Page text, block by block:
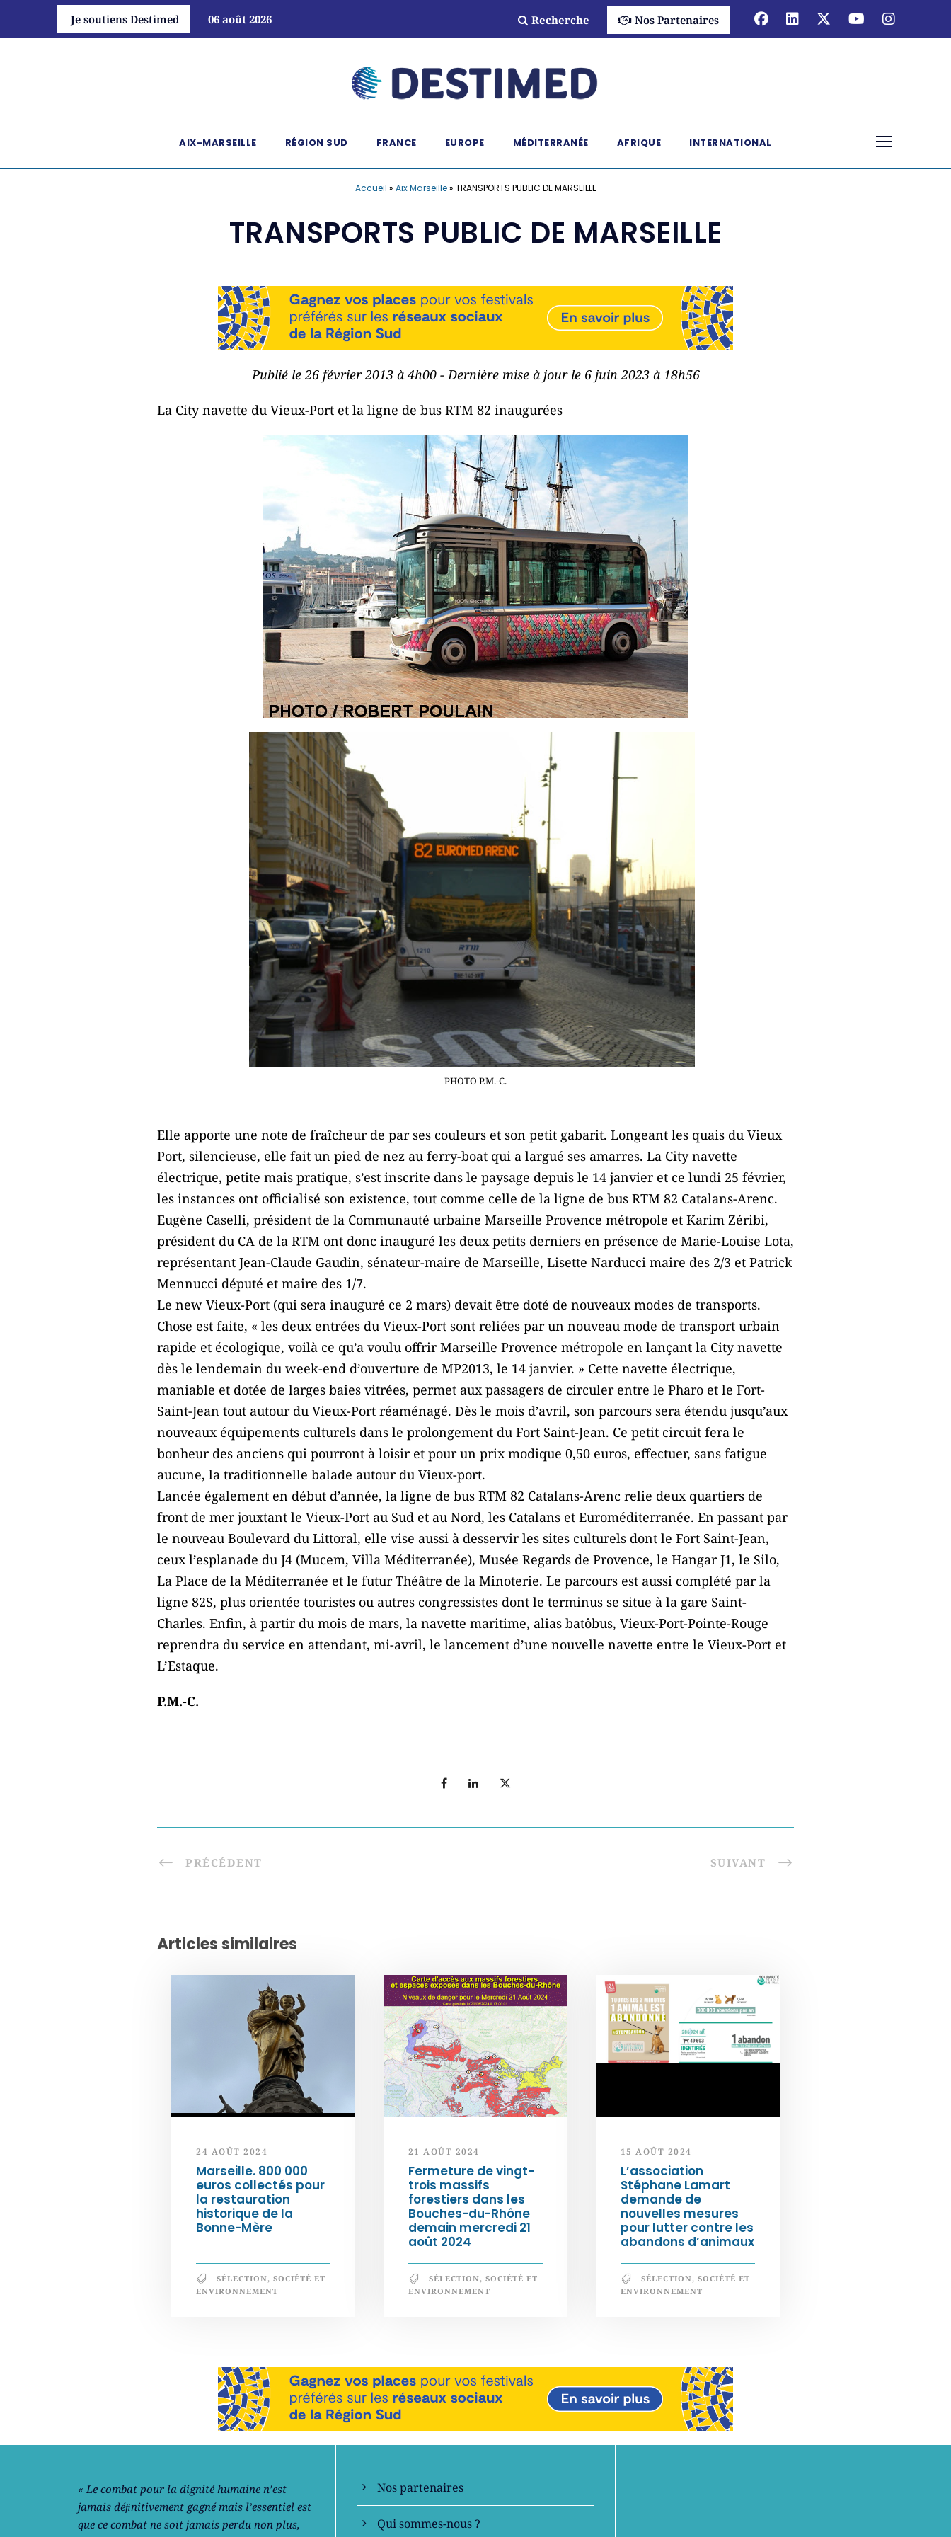
Je soutiens Destimed 06 août 2026 Recherche Nos Partenaires
AIX-MARSEILLE RÉGION SUD FRANCE EUROPE MÉDITERRANÉE AFRIQUE INTERNATIONAL
Accueil » Aix Marseille» TRANSPORTS PUBLIC DE MARSEILLE
TRANSPORTS PUBLIC DE MARSEILLE
Publié le 26 février 2013 à 4h00 - Dernière mise à jour le 6 juin 2023 à 18h56
La City navette du Vieux-Port et la ligne de bus RTM 82 inaugurées
PHOTO P.M.-C.
Elle apporte une note de fraîcheur de par ses couleurs et son petit gabarit. Longeant les quais du Vieux
Port, silencieuse, elle fait un pied de nez au ferry-boat qui a largué ses amarres. La City navette
électrique, petite mais pratique, s’est inscrite dans le paysage depuis le 14 janvier et ce lundi 25 février,
les instances ont officialisé son existence, tout comme celle de la ligne de bus RTM 82 Catalans-Arenc.
Eugène Caselli, président de la Communauté urbaine Marseille Provence métropole et Karim Zéribi,
président du CA de la RTM ont donc inauguré les deux petits derniers en présence de Marie-Louise Lota,
représentant Jean-Claude Gaudin, sénateur-maire de Marseille, Lisette Narducci maire des 2/3 et Patrick
Mennucci député et maire des 1/7.
Le new Vieux-Port (qui sera inauguré ce 2 mars) devait être doté de nouveaux modes de transports.
Chose est faite, « les deux entrées du Vieux-Port sont reliées par un nouveau mode de transport urbain
rapide et écologique, voilà ce qu’a voulu offrir Marseille Provence métropole en lançant la City navette
dès le lendemain du week-end d’ouverture de MP2013, le 14 janvier. » Cette navette électrique,
maniable et dotée de larges baies vitrées, permet aux passagers de circuler entre le Pharo et le Fort-
Saint-Jean tout autour du Vieux-Port réaménagé. Dès le mois d’avril, son parcours sera étendu jusqu’aux
nouveaux équipements culturels dans le prolongement du Fort Saint-Jean. Ce petit circuit fera le
bonheur des anciens qui pourront à loisir et pour un prix modique 0,50 euros, effectuer, sans fatigue
aucune, la traditionnelle balade autour du Vieux-port.
Lancée également en début d’année, la ligne de bus RTM 82 Catalans-Arenc relie deux quartiers de
front de mer jouxtant le Vieux-Port au Sud et au Nord, les Catalans et Euroméditerranée. En passant par
le nouveau Boulevard du Littoral, elle vise aussi à desservir les sites culturels dont le Fort Saint-Jean,
ceux l’esplanade du J4 (Mucem, Villa Méditerranée), Musée Regards de Provence, le Hangar J1, le Silo,
La Place de la Méditerranée et le futur Théâtre de la Minoterie. Le parcours est aussi complété par la
ligne 82S, plus orientée touristes ou autres congressistes dont le terminus se situe à la gare Saint-
Charles. Enfin, à partir du mois de mars, la navette maritime, alias batôbus, Vieux-Port-Pointe-Rouge
reprendra du service en attendant, mi-avril, le lancement d’une nouvelle navette entre le Vieux-Port et
L’Estaque.
P.M.-C.
PRÉCÉDENT SUIVANT
Articles similaires
24 AOÛT 2024
Marseille. 800 000
euros collectés pour
la restauration
historique de la
Bonne-Mère
SÉLECTION, SOCIÉTÉ ET
ENVIRONNEMENT
21 AOÛT 2024
Fermeture de vingt-
trois massifs
forestiers dans les
Bouches-du-Rhône
demain mercredi 21
août 2024
SÉLECTION, SOCIÉTÉ ET
ENVIRONNEMENT
15 AOÛT 2024
L’association
Stéphane Lamart
demande de
nouvelles mesures
pour lutter contre les
abandons d’animaux
SÉLECTION, SOCIÉTÉ ET
ENVIRONNEMENT
Notre philosophie
« Le combat pour la dignité humaine n’est
jamais déﬁnitivement gagné mais l’essentiel est
que ce combat ne soit jamais perdu non plus,
En savoir +
Nos partenaires
Qui sommes-nous ?